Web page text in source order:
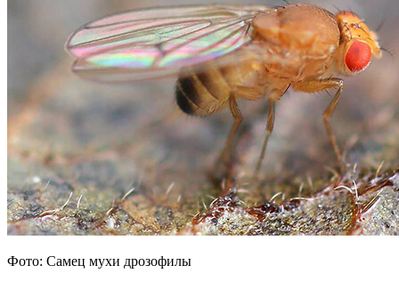
Фото: Самец мухи дрозофилы